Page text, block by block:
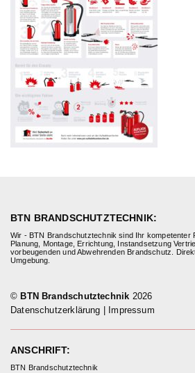
BTN BRANDSCHUTZTECHNIK:
Wir - BTN Brandschutztechnik sind Ihr kompetenter
Planung, Montage, Errichtung, Instandsetzung
vorbeugenden und Abwehrenden Brandschutz.
Umgebung.
© BTN Brandschutztechnik 2026
Datenschutzerklärung
Impressum
ANSCHRIFT:
BTN Brandschutztechnik